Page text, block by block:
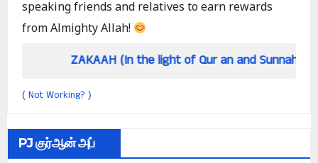
speaking friends and relatives to earn rewards
from Almighty Allah!
(In the light of Qur an and Sunnah)
( Not Working? )
PJ குர்ஆன் அப்